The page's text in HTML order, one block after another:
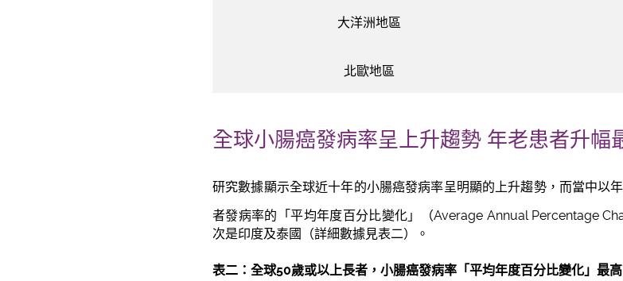
大洋洲地區
北歐地區
全球小腸癌發病率呈上升趨勢 年老患者升幅
研究數據顯示全球近十年的小腸癌發病率呈明顯的上升趨勢，而當中以
者發病率的「平均年度百分比變化」（Average Annual Percentage
次是印度及泰國（詳細數據見表二）。
表二：全球50歲或以上長者，小腸癌發病率「平均年度百分比變化」最高